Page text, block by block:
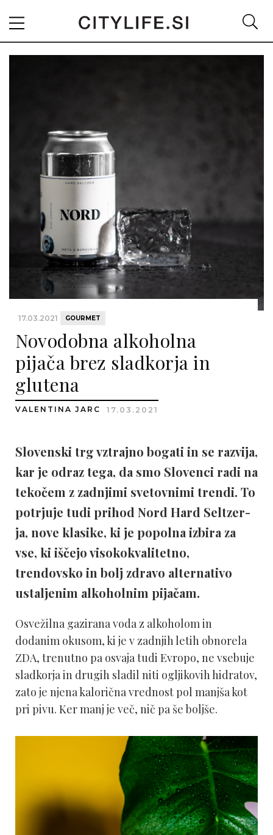
17.03.2021 GOURMET
Novodobna alkoholna
pijača brez sladkorja in
glutena
VALENTINA JARC 17.03.2021
Slovenski trg vztrajno bogati in se razvija,
kar je odraz tega, da smo Slovenci radi na
tekočem z zadnjimi svetovnimi trendi. To
potrjuje tudi prihod Nord Hard Seltzer-
ja, nove klasike, ki je popolna izbira za
vse, ki iščejo visokokvalitetno,
trendovsko in bolj zdravo alternativo
ustaljenim alkoholnim pijačam.
Osvežilna gazirana voda z alkoholom in
dodanim okusom, ki je v zadnjih letih obnorela
ZDA, trenutno pa osvaja tudi Evropo, ne vsebuje
sladkorja in drugih sladil niti ogljikovih hidratov,
zato je njena kalorična vrednost pol manjša kot
pri pivu. Ker manj je več, nič pa še boljše.